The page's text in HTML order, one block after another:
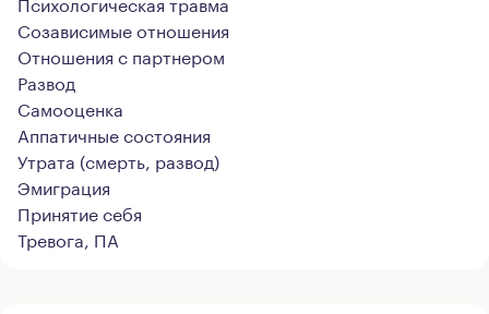
Созависимые отношения
Отношения с партнером
Развод
Самооценка
Аппатичные состояния
Утрата (смерть, развод)
Эмиграция
Принятие себя
Тревога, ПА